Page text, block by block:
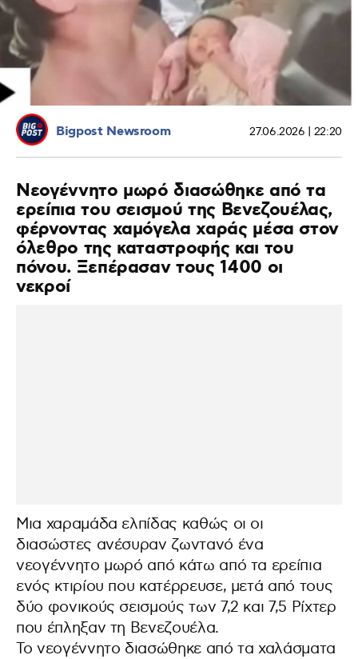
Bigpost Newsroom 27.06.2026 | 22:20
Νεογέννητο μωρό διασώθηκε από τα
ερείπια του σεισμού της Βενεζουέλας,
φέρνοντας χαμόγελα χαράς μέσα στον
όλεθρο της καταστροφής και του
πόνου. Ξεπέρασαν τους 1400 οι
νεκροί
Μια χαραμάδα ελπίδας καθώς οι οι
διασώστες ανέσυραν ζωντανό ένα
νεογέννητο μωρό από κάτω από τα ερείπια
ενός κτιρίου που κατέρρευσε, μετά από τους
δύο φονικούς σεισμούς των 7,2 και 7,5 Ρίχτερ
που έπληξαν τη Βενεζουέλα.
Το νεογέννητο διασώθηκε από τα χαλάσματα